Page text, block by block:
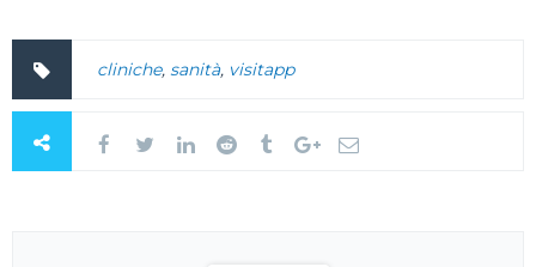
cliniche, sanità, visitapp